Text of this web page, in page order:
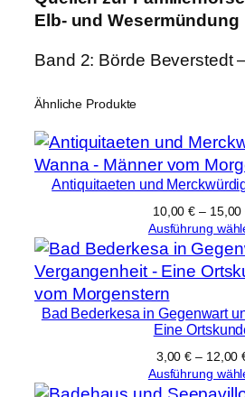
o
l
e
e
r
d
e
B
e
r
Elb- und Wesermündung
Band 2: Börde Beverstedt
Ähnliche Produkte
Antiquitaeten und
10,00€ – 15,00
Ausführung
Bad Bederkesa in Gegenwart
Eine
3,00€ – 12,00
Ausführung